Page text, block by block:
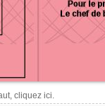
cliquez ici.